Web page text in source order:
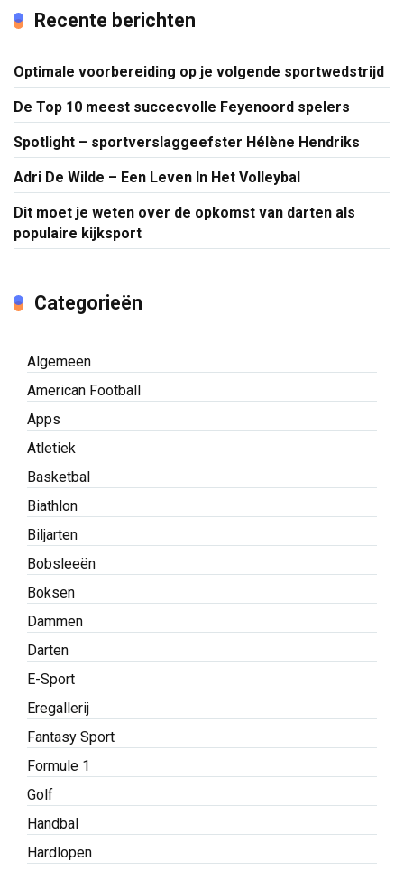
Recente berichten
Optimale voorbereiding op je volgende sportwedstrijd
De Top 10 meest succecvolle Feyenoord spelers
Spotlight – sportverslaggeefster Hélène Hendriks
Adri De Wilde – Een Leven In Het Volleybal
Dit moet je weten over de opkomst van darten als
populaire kijksport
Categorieën
Algemeen
American Football
Apps
Atletiek
Basketbal
Biathlon
Biljarten
Bobsleeën
Boksen
Dammen
Darten
E-Sport
Eregallerij
Fantasy Sport
Formule 1
Golf
Handbal
Hardlopen